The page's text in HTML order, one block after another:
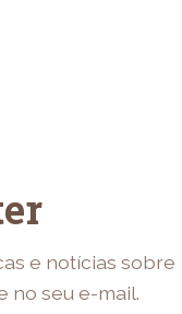
e notícias sobre
no seu e-mail.